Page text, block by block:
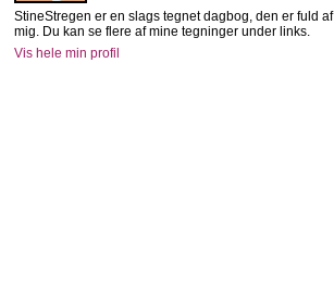
StineStregen er en slags tegnet dagbog, den er fuld af
mig. Du kan se flere af mine tegninger under links.
Vis hele min profil